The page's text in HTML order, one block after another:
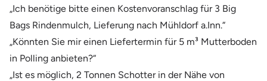
„Ich benötige bitte einen Kostenvoranschlag für 3 Big
Bags Rindenmulch, Lieferung nach Mühldorf a.Inn.“
„Könnten Sie mir einen Liefertermin für 5 m³ Mutterboden
in Polling anbieten?“
„Ist es möglich, 2 Tonnen Schotter in der Nähe von